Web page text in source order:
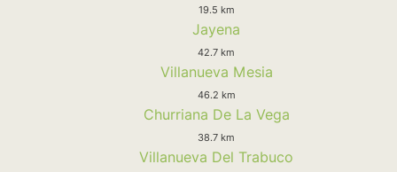
19.5 km
Jayena
42.7 km
Villanueva Mesia
46.2 km
Churriana De La Vega
38.7 km
Villanueva Del Trabuco